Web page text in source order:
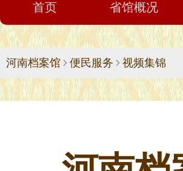
首页 省馆概况
河南档案馆 便民服务 视频集锦